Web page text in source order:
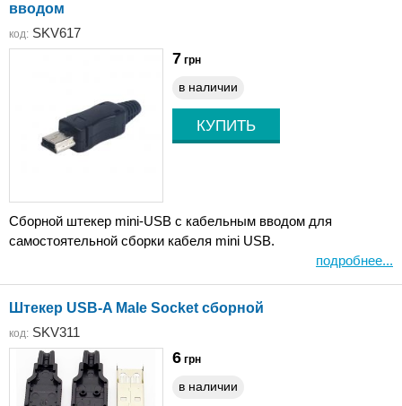
вводом
код: SKV617
7 грн
в наличии
Сборной штекер mini-USB с кабельным вводом для
самостоятельной сборки кабеля mini USB.
подробнее...
Штекер USB-A Male Socket сборной
код: SKV311
6 грн
в наличии